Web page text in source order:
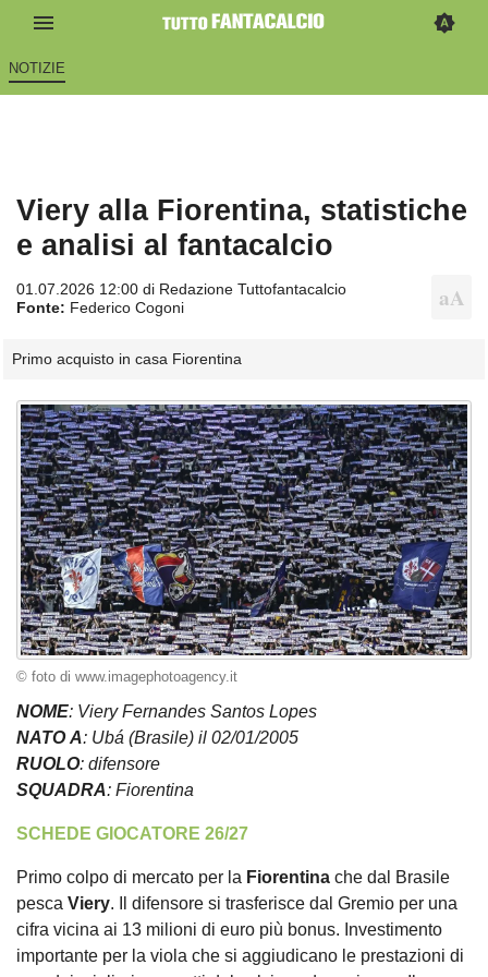
NOTIZIE
Viery alla Fiorentina, statistiche
e analisi al fantacalcio
01.07.2026 12:00 di Redazione Tuttofantacalcio
Fonte: Federico Cogoni
Primo acquisto in casa Fiorentina
© foto di www.imagephotoagency.it
NOME: Viery Fernandes Santos Lopes
NATO A: Ubá (Brasile) il 02/01/2005
RUOLO: difensore
SQUADRA: Fiorentina
SCHEDE GIOCATORE 26/27
Primo colpo di mercato per la Fiorentina che dal Brasile
pesca Viery. Il difensore si trasferisce dal Gremio per una
cifra vicina ai 13 milioni di euro più bonus. Investimento
importante per la viola che si aggiudicano le prestazioni di